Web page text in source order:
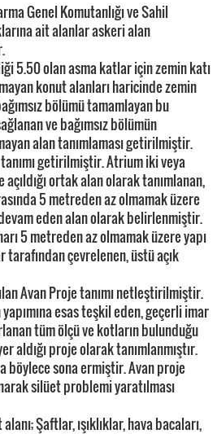
Genel Komutanlığı ve Sahil
ait alanlar askeri alan
5.50 olan asma katlar için zemin katı
konut alanları haricinde zemin
bölümü tamamlayan bu
ve bağımsız bölümün
alan tanımlaması getirilmiştir.
getirilmiştir. Atrium iki veya
ortak alan olarak tanımlanan,
5 metreden az olmamak üzere
eden alan olarak belirlenmiştir.
5 metreden az olmamak üzere yapı
çevrelenen, üstü açık
Avan Proje tanımı netleştirilmiştir.
esas teşkil eden, geçerli imar
tüm ölçü ve kotların bulunduğu
aldığı proje olarak tanımlanmıştır.
böylece sona ermiştir. Avan proje
silüet problemi yaratılması
Şaftlar, ışıklıklar, hava bacaları,